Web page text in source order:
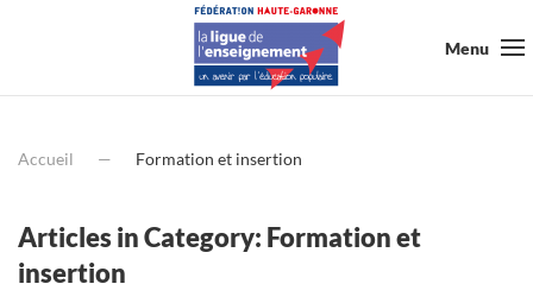
Menu
Accueil Formation et insertion
Articles in Category: Formation et
insertion